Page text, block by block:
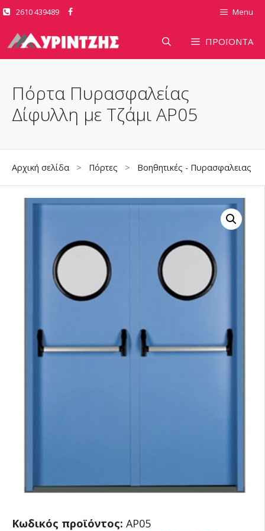
Μετάβαση
περιεχόμενο
2610 439489 Menu
ΠΡΟΪΟΝΤΑ
Πόρτα Πυρασφαλείας
Δίφυλλη με Τζάμι AP05
Αρχική σελίδα > Πόρτες > Βοηθητικές - Πυρασφαλειας
Κωδικός προϊόντος: AP05